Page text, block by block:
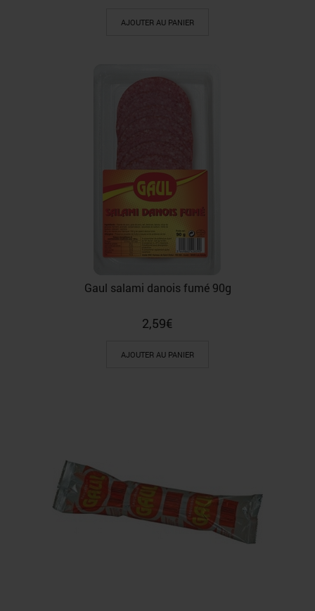
AJOUTER AU PANIER
Gaul salami danois fumé 90g
2,59€
AJOUTER AU PANIER